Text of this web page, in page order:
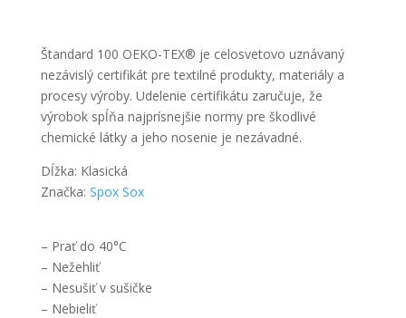
Štandard 100 OEKO-TEX® je celosvetovo uznávaný
nezávislý certifikát pre textilné produkty, materiály a
procesy výroby. Udelenie certifikátu zaručuje, že
výrobok spĺňa najprísnejšie normy pre škodlivé
chemické látky a jeho nosenie je nezávadné.
Dĺžka: Klasická
Značka: Spox Sox
– Prať do 40°C
– Nežehliť
– Nesušiť v sušičke
– Nebieliť